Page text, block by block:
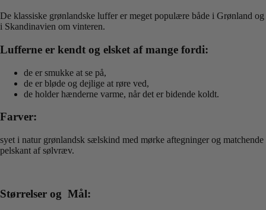
De klassiske grønlandske luffer er meget populære både i Grønland og
i Skandinavien om vinteren.
Lufferne er kendt og elsket af mange fordi:
de er smukke at se på,
de er bløde og dejlige at røre ved,
de holder hænderne varme, når det er bidende koldt.
Farver:
syet i natur grønlandsk sælskind med mørke aftegninger og matchende
pelskant af sølvræv.
Størrelser og Mål: